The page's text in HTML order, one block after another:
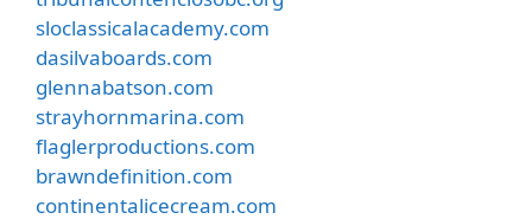
sloclassicalacademy.com
dasilvaboards.com
glennabatson.com
strayhornmarina.com
flaglerproductions.com
brawndefinition.com
continentalicecream.com